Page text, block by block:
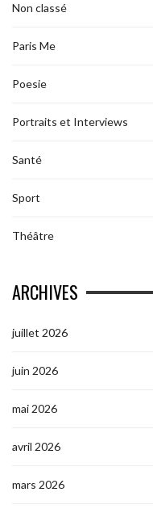
Non classé
Paris Me
Poesie
Portraits et Interviews
Santé
Sport
Théâtre
ARCHIVES
juillet 2026
juin 2026
mai 2026
avril 2026
mars 2026